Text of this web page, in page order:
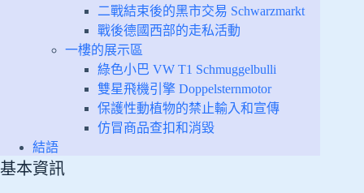
二戰結束後的黑市交易 Schwarzmarkt
戰後德國西部的走私活動
一樓的展示區
綠色小巴 VW T1 Schmuggelbulli
雙星飛機引擎 Doppelsternmotor
保護性動植物的禁止輸入和宣傳
仿冒商品查扣和消毀
結語
基本資訊